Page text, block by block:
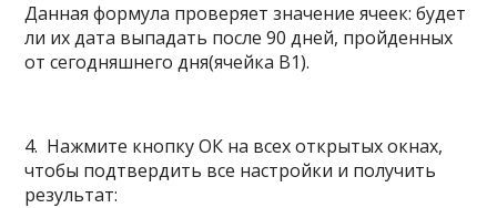
Данная формула проверяет значение ячеек: будет
ли их дата выпадать после 90 дней, пройденных
от сегодняшнего дня(ячейка B1).
4. Нажмите кнопку ОК на всех открытых окнах,
чтобы подтвердить все настройки и получить
результат: